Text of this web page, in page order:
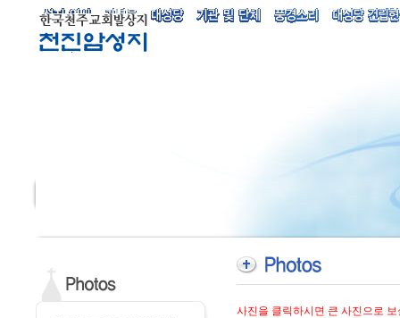
사진을 클릭하시면 큰 사진으로